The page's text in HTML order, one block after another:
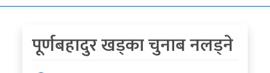
पत्रपत्रिकाबाट
पूर्णबहादुर खड्का चुनाब नलड्ने